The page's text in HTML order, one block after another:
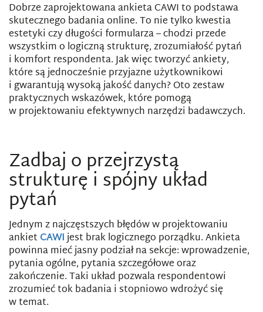
Dobrze zaprojektowana ankieta CAWI to podstawa
skutecznego badania online. To nie tylko kwestia
estetyki czy długości formularza – chodzi przede
wszystkim o logiczną strukturę, zrozumiałość pytań
i komfort respondenta. Jak więc tworzyć ankiety,
które są jednocześnie przyjazne użytkownikowi
i gwarantują wysoką jakość danych? Oto zestaw
praktycznych wskazówek, które pomogą
w projektowaniu efektywnych narzędzi badawczych.
Zadbaj o przejrzystą
strukturę i spójny układ
pytań
Jednym z najczęstszych błędów w projektowaniu
ankietCAWIjest brak logicznego porządku. Ankieta
powinna mieć jasny podział na sekcje: wprowadzenie,
pytania ogólne, pytania szczegółowe oraz
zakończenie. Taki układ pozwala respondentowi
zrozumieć tok badania i stopniowo wdrożyć się
w temat.